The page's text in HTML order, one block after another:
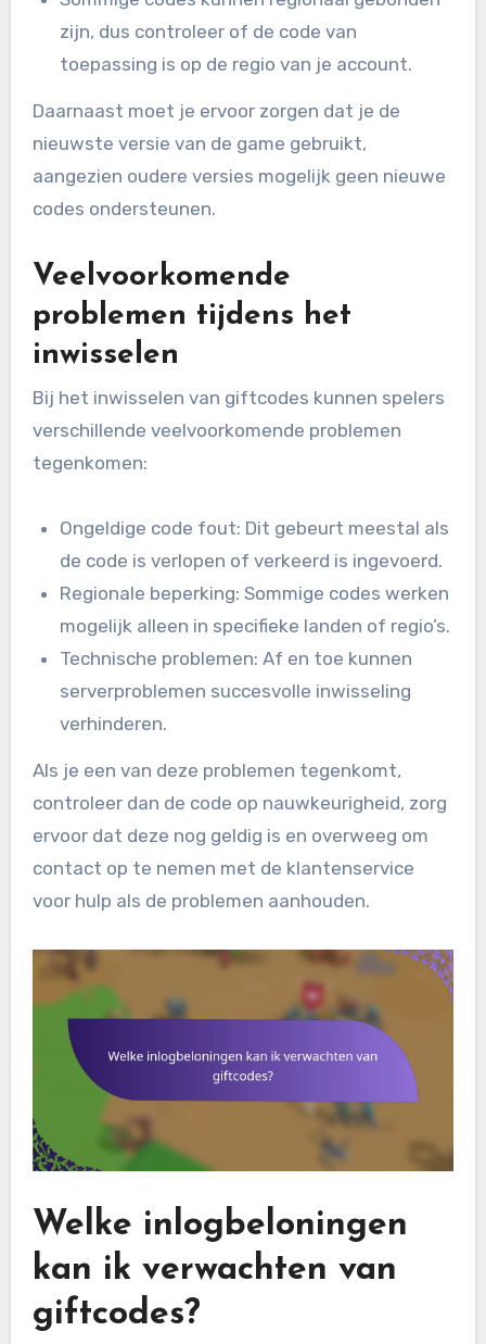
zijn, dus controleer of de code van
toepassing is op de regio van je account.
Daarnaast moet je ervoor zorgen dat je de
nieuwste versie van de game gebruikt,
aangezien oudere versies mogelijk geen nieuwe
codes ondersteunen.
Veelvoorkomende
problemen tijdens het
inwisselen
Bij het inwisselen van giftcodes kunnen spelers
verschillende veelvoorkomende problemen
tegenkomen:
Ongeldige code fout: Dit gebeurt meestal als
de code is verlopen of verkeerd is ingevoerd.
Regionale beperking: Sommige codes werken
mogelijk alleen in specifieke landen of regio’s.
Technische problemen: Af en toe kunnen
serverproblemen succesvolle inwisseling
verhinderen.
Als je een van deze problemen tegenkomt,
controleer dan de code op nauwkeurigheid, zorg
ervoor dat deze nog geldig is en overweeg om
contact op te nemen met de klantenservice
voor hulp als de problemen aanhouden.
Welke inlogbeloningen
kan ik verwachten van
giftcodes?